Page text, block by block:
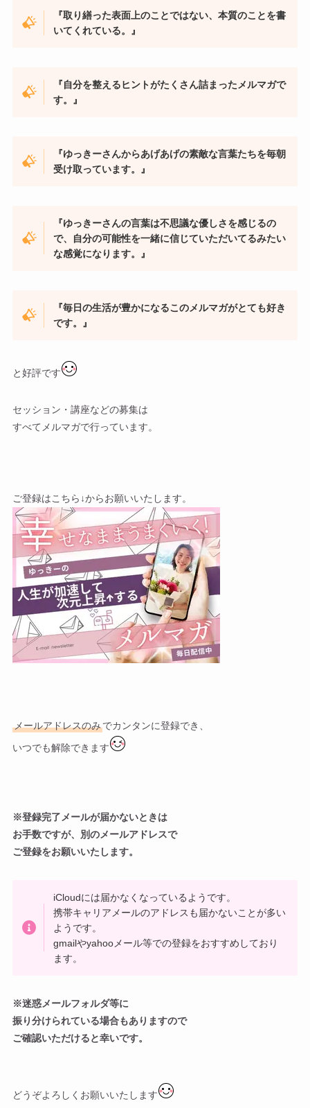
『取り繕った表面上のことではない、本質のことを書
いてくれている。』
『自分を整えるヒントがたくさん詰まったメルマガで
す。』
『ゆっきーさんからあげあげの素敵な言葉たちを毎朝
受け取っています。』
『ゆっきーさんの言葉は不思議な優しさを感じるの
で、自分の可能性を一緒に信じていただいてるみたい
な感覚になります。』
『毎日の生活が豊かになるこのメルマガがとても好き
です。』
と好評です
セッション・講座などの募集は
すべてメルマガで行っています。
ご登録はこちら↓からお願いいたします。
メールアドレスのみでカンタンに登録でき、
いつでも解除できます
※登録完了メールが届かないときは
お手数ですが、別のメールアドレスで
ご登録をお願いいたします。
iCloudには届かなくなっているようです。
携帯キャリアメールのアドレスも届かないことが多い
ようです。
gmailやyahooメール等での登録をおすすめしており
ます。
※迷惑メールフォルダ等に
振り分けられている場合もありますので
ご確認いただけると幸いです。
どうぞよろしくお願いいたします